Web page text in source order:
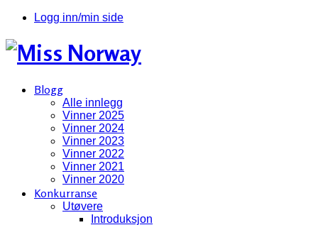
Logg inn/min side
Blogg
Alle innlegg
Vinner 2025
Vinner 2024
Vinner 2023
Vinner 2022
Vinner 2021
Vinner 2020
Konkurranse
Utøvere
Introduksjon